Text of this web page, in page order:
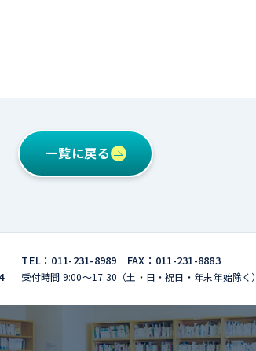
一覧に戻る
TEL：011-231-8989 FAX：011-231-8883
受付時間 9:00〜17:30（⼟・⽇・祝⽇・年末年始除く）